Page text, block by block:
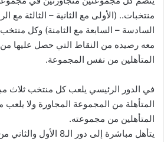
منتخبات.. (الأولى مع الثانية – الثالثة مع
السادسة – السابعة مع الثامنة) وكل
معه رصيده من النقاط التي حصل عليها من
المتأهلين من نفس المجموعة.
في الدور الرئيسي يلعب كل منتخب ثلاث
المتأهلة من المجموعة المجاورة ولا يلعب
المتأهلين من مجموعته.
يتأهل مباشرة إلى دور